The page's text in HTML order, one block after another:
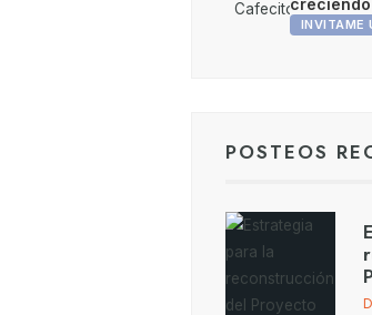
creciendo
INVITAME
POSTEOS